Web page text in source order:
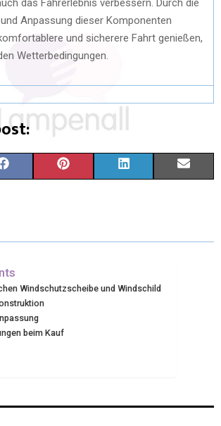
Anpassung dieser Komponenten
und sicherere Fahrt genießen,
Wetterbedingungen.
E
O
O
T
R
K
D
I
Windschutzscheibe und Windschild
beim Kauf